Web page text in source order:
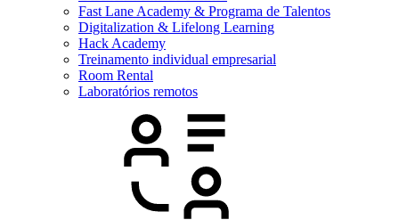
Fast Lane Academy & Programa de Talentos
Digitalization & Lifelong Learning
Hack Academy
Treinamento individual empresarial
Room Rental
Laboratórios remotos